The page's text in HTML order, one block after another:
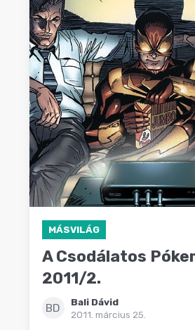
PREMIEREK
KULT
MÁSVILÁG
BLOG
MÁSVILÁG
A Csodálatos
2011/2.
BD
Bali Dávid
2011. március 25.